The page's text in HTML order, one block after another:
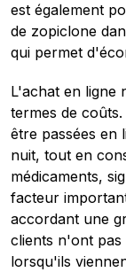
est également
de zopiclone
qui permet
L'achat en ligne
termes de
être passées en
nuit, tout en
médicaments,
facteur
accordant une
clients n'ont pas
lorsqu'ils